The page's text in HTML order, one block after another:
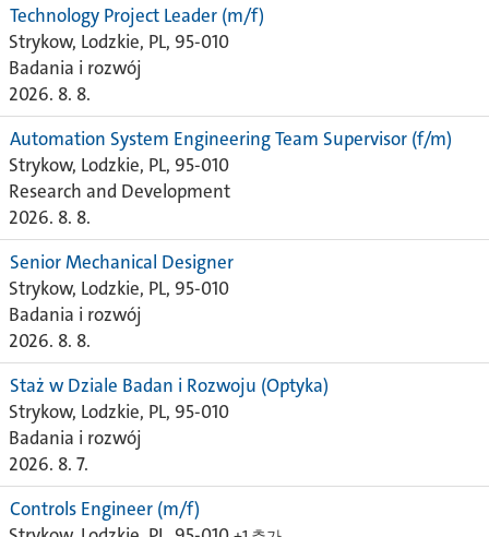
Technology Project Leader (m/f)
Strykow, Lodzkie, PL, 95-010
Badania i rozwój
2026. 8. 8.
Automation System Engineering Team Supervisor (f/m)
Strykow, Lodzkie, PL, 95-010
Research and Development
2026. 8. 8.
Senior Mechanical Designer
Strykow, Lodzkie, PL, 95-010
Badania i rozwój
2026. 8. 8.
Staż w Dziale Badan i Rozwoju (Optyka)
Strykow, Lodzkie, PL, 95-010
Badania i rozwój
2026. 8. 7.
Controls Engineer (m/f)